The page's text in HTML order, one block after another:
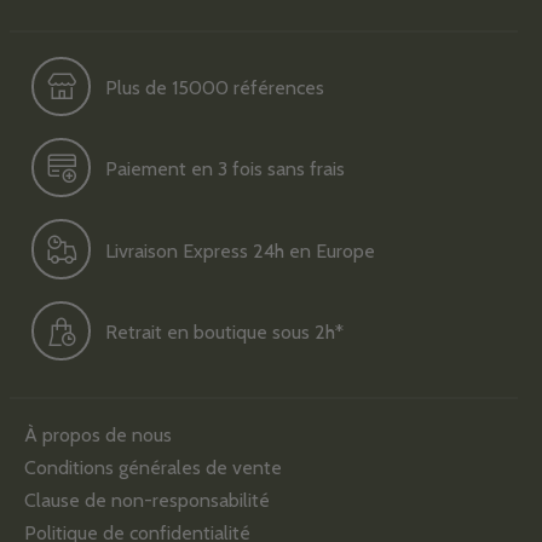
Plus de 15000 références
Paiement en 3 fois sans frais
Livraison Express 24h en Europe
Retrait en boutique sous 2h*
À propos de nous
Conditions générales de vente
Clause de non-responsabilité
Politique de confidentialité